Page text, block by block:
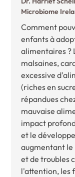
Microbiome
Comment
enfants à
alimentaires ?
malsaines,
excessive
(riches en
répandues
mauvaise
impact
et le
augmentant le
et de troubles
l'attention, les